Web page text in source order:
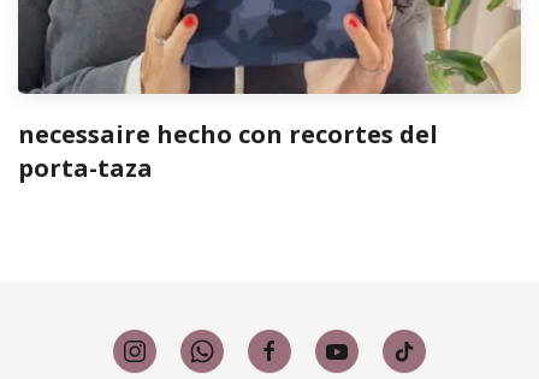
necessaire hecho con recortes del
porta-taza